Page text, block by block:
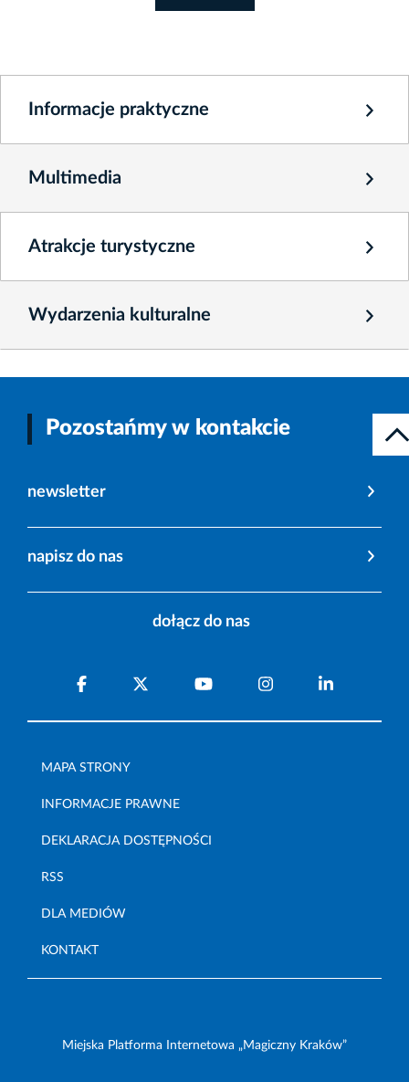
Informacje praktyczne
Multimedia
Atrakcje turystyczne
Wydarzenia kulturalne
Pozostańmy w kontakcie
newsletter
napisz do nas
dołącz do nas
MAPA STRONY
INFORMACJE PRAWNE
DEKLARACJA DOSTĘPNOŚCI
RSS
DLA MEDIÓW
KONTAKT
Miejska Platforma Internetowa „Magiczny Kraków”